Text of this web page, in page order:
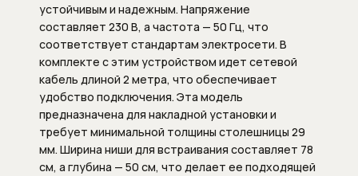
Картриджи для смесителей
Системы скрытого монтажа
Сифоны
Сифоны и выпуски
Переливы для ванны
устойчивым и надежным. Напряжение
составляет 230 В, а частота — 50 Гц, что
соответствует стандартам электросети. В
комплекте с этим устройством идет сетевой
кабель длиной 2 метра, что обеспечивает
удобство подключения. Эта модель
предназначена для накладной установки и
требует минимальной толщины столешницы 29
мм. Ширина ниши для встраивания составляет 78
см, а глубина — 50 см, что делает ее подходящей